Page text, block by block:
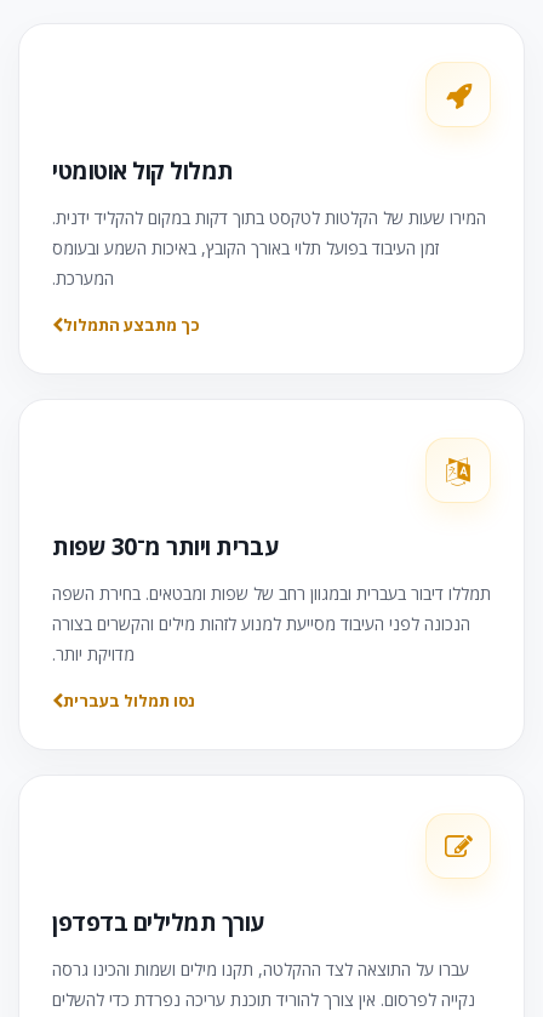
תמלול קול אוטומטי
המירו שעות של הקלטות לטקסט בתוך דקות במקום להקליד ידנית.
זמן העיבוד בפועל תלוי באורך הקובץ, באיכות השמע ובעומס
המערכת.
כך מתבצע התמלול
עברית ויותר מ־30 שפות
תמללו דיבור בעברית ובמגוון רחב של שפות ומבטאים. בחירת השפה
הנכונה לפני העיבוד מסייעת למנוע לזהות מילים והקשרים בצורה
מדויקת יותר.
נסו תמלול בעברית
עורך תמלילים בדפדפן
עברו על התוצאה לצד ההקלטה, תקנו מילים ושמות והכינו גרסה
נקייה לפרסום. אין צורך להוריד תוכנת עריכה נפרדת כדי להשלים